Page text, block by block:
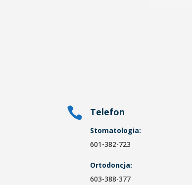
 Telefon
Stomatologia:
601-382-723
Ortodoncja:
603-388-377